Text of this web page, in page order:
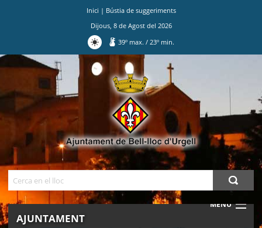
Inici | Bústia de suggeriments
Dijous, 8de Agostdel 2026
39º max./ 23º min.
MENU
AJUNTAMENT